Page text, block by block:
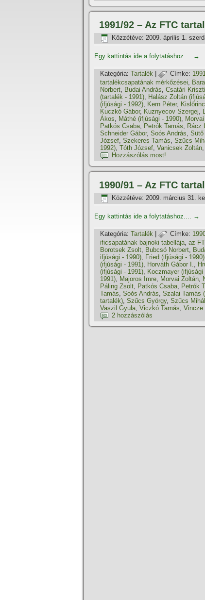
1991/92 – Az FTC
Közzétéve: 2009. április 1.
Egy kattintás ide a folytatáshoz.... →
Kategória: Tartalék Címke:
tartalékcsapatának mérkőzései,
Norbert, Budai András, Csatári
(tartalék - 1991), Halász Zoltán
(ifjúsági - 1992), Kern Péter,
Kuczkó Gábor, Kuznyecov Szergej,
Ákos, Máthé (ifjúsági - 1990),
Patkós Csaba, Petrók Tamás, Rácz
Schneider Gábor, Soós András, Sütő
József, Szekeres Tamás, Szűcs
1992), Tóth József, Vanicsek Zoltán,
Hozzászólás most!
1990/91 – Az FTC
Közzétéve: 2009. március 31.
Egy kattintás ide a folytatáshoz.... →
Kategória: Tartalék Címke:
ificsapatának bajnoki tabellája, az
Borotsek Zsolt, Bubcsó Norbert,
ifjúsági - 1990), Fried (ifjúsági - 1990)
(ifjúsági - 1991), Horváth Gábor I.,
(ifjúsági - 1991), Koczmayer (ifjúsági
1991), Majoros Imre, Morvai Zoltán,
Páling Zsolt, Patkós Csaba, Petrók
Tamás, Soós András, Szalai Tamás
tartalék), Szűcs György, Szűcs
Vaszil Gyula, Viczkó Tamás, Vincze
2 hozzászólás